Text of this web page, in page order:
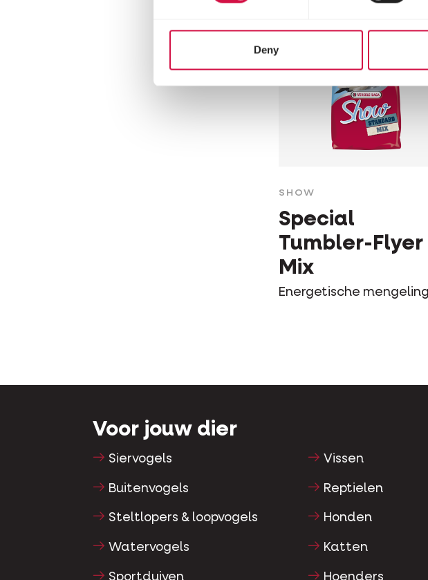
Deny
SHOW
Special
Tumbler-Flyer
Mix
Energetische mengeling
Voor jouw dier
Siervogels
Buitenvogels
Steltlopers & loopvogels
Watervogels
Sportduiven
Vissen
Reptielen
Honden
Katten
Hoenders